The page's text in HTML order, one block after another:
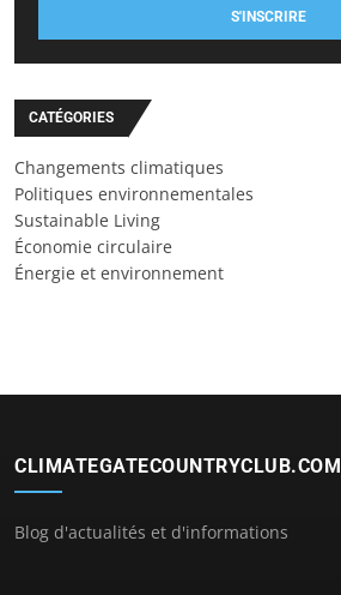
S'INSCRIRE
CATÉGORIES
Changements climatiques
Politiques environnementales
Sustainable Living
Économie circulaire
Énergie et environnement
CLIMATEGATECOUNTRYCLUB.COM
Blog d'actualités et d'informations